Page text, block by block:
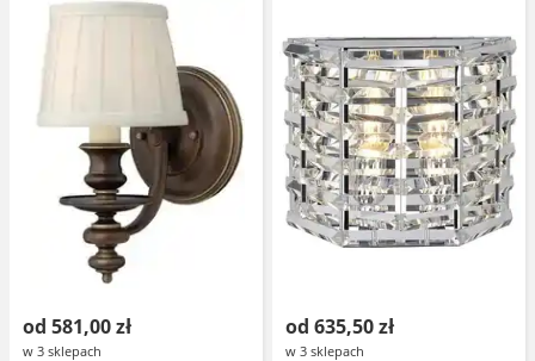
od 581,00 zł
w 3 sklepach
od 635,50 zł
w 3 sklepach